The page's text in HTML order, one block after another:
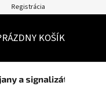
NAŠI PARTNERI -
Registrácia
KOŠÍK
a signalizátory